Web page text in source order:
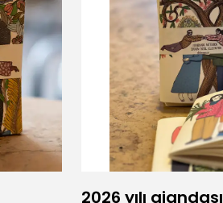
2026 yılı ajandası